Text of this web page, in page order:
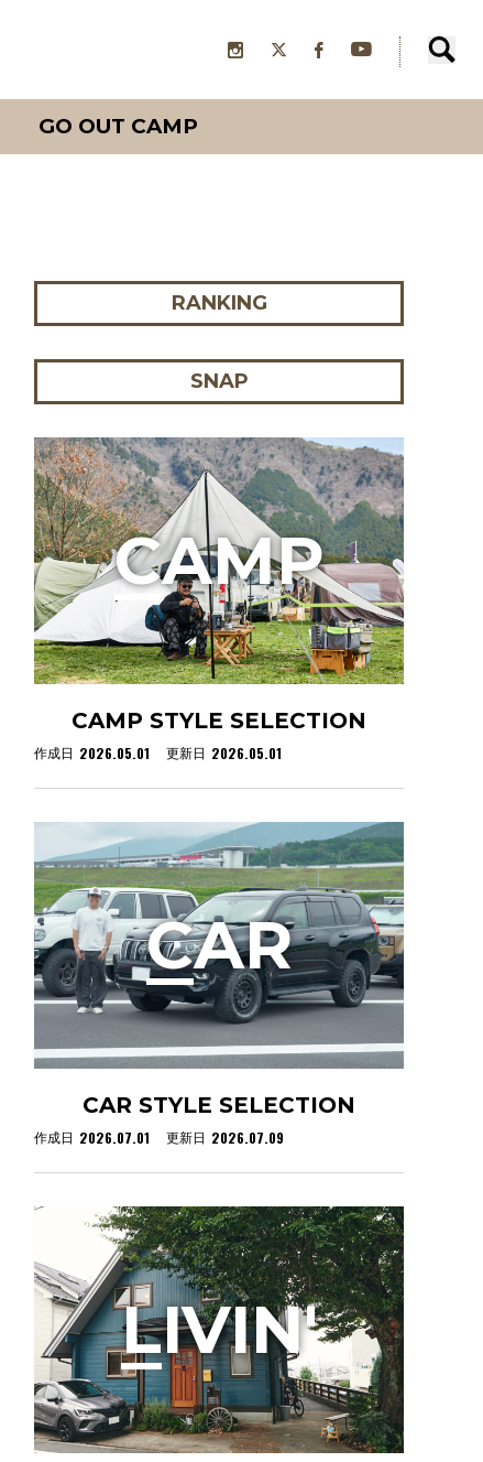
GO OUT CAMP
RANKING
SNAP
CAMP STYLE SELECTION
作成日 2026.05.01 更新日 2026.05.01
CAMP
CAR STYLE SELECTION
作成日 2026.07.01 更新日 2026.07.09
CAR
LIVIN'